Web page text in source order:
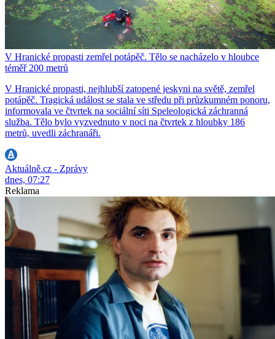
V Hranické propasti zemřel potápěč. Tělo se nacházelo v hloubce
téměř 200 metrů
V Hranické propasti, nejhlubší zatopené jeskyni na světě, zemřel
potápěč. Tragická událost se stala ve středu při průzkumném ponoru,
informovala ve čtvrtek na sociální síti Speleologická záchranná
služba. Tělo bylo vyzvednuto v noci na čtvrtek z hloubky 186
metrů, uvedli záchranáři.
Aktuálně.cz - Zprávy
dnes, 07:27
Reklama